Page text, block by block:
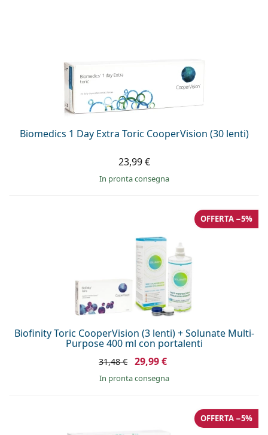
Biomedics 1 Day Extra Toric CooperVision (30 lenti)
23,99 €
in pronta consegna
Biofinity Toric CooperVision (3 lenti) + Solunate Multi-
Purpose 400 ml con portalenti
OFFERTA −5%
31,48 € 29,99 €
in pronta consegna
OFFERTA −5%